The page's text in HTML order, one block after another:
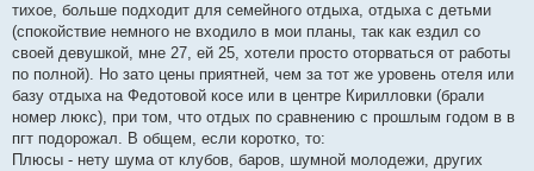
л
е
н
я
тихое, больше подходит для семейного отдыха, отдыха с детьми
(спокойствие немного не входило в мои планы, так как ездил со
своей девушкой, мне 27, ей 25, хотели просто оторваться от работы
по полной). Но зато цены приятней, чем за тот же уровень отеля или
базу отдыха на Федотовой косе или в центре Кирилловки (брали
номер люкс), при том, что отдых по сравнению с прошлым годом в в
пгт подорожал. В общем, если коротко, то:
Плюсы - нету шума от клубов, баров, шумной молодежи, других